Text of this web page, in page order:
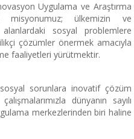
Uygulama ve Araştırma
misyonumuz; ülkemizin ve
sosyal problemlere
çözümler önermek amacıyla
faaliyetleri yürütmektir.
sorunlara inovatif çözüm
dünyanın sayılı
merkezlerinden biri haline